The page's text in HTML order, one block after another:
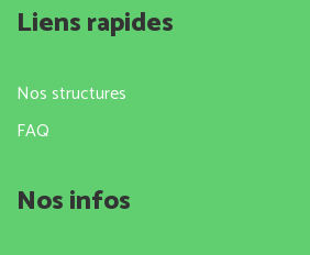
Liens rapides
Nos structures
FAQ
Nos infos